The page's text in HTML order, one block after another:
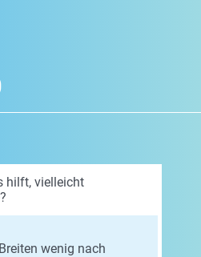
hilft, vielleicht
wenig nach